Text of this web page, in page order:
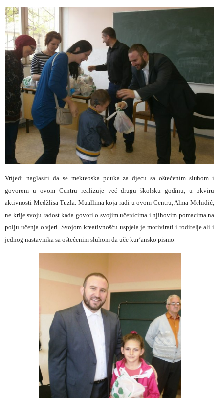
Vrijedi naglasiti da se mektebska pouka za djecu sa oštećenim sluhom i
govorom u ovom Centru realizuje već drugu školsku godinu, u okviru
aktivnosti Medžlisa Tuzla. Muallima koja radi u ovom Centru, Alma Mehidić,
ne krije svoju radost kada govori o svojim učenicima i njihovim pomacima na
polju učenja o vjeri. Svojom kreativnošću uspjela je motivirati i roditelje ali i
jednog nastavnika sa oštećenim sluhom da uče kur‘ansko pismo.